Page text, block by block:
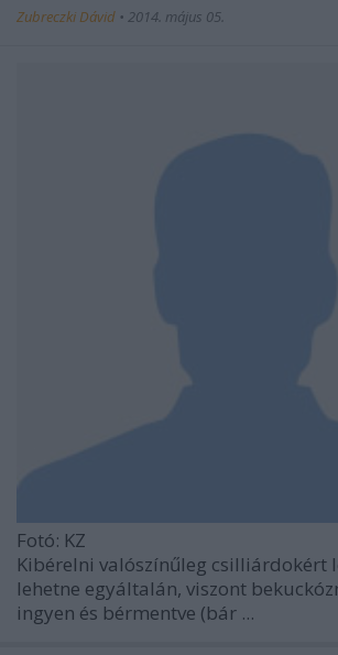
Zubreczki Dávid • 2014. május 05.
Fotó: KZ
Kibérelni valószínűleg csilliárdokért
lehetne egyáltalán, viszont
ingyen és bérmentve (bár ...